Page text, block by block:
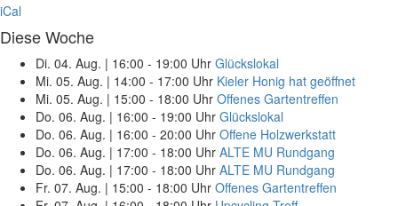
iCal
Diese Woche
Di. 04. Aug. | 16:00 - 19:00 Uhr Glückslokal
Mi. 05. Aug. | 14:00 - 17:00 Uhr Kieler Honig hat geöffnet
Mi. 05. Aug. | 15:00 - 18:00 Uhr Offenes Gartentreffen
Do. 06. Aug. | 16:00 - 19:00 Uhr Glückslokal
Do. 06. Aug. | 16:00 - 20:00 Uhr Offene Holzwerkstatt
Do. 06. Aug. | 17:00 - 18:00 Uhr ALTE MU Rundgang
Do. 06. Aug. | 17:00 - 18:00 Uhr ALTE MU Rundgang
Fr. 07. Aug. | 15:00 - 18:00 Uhr Offenes Gartentreffen